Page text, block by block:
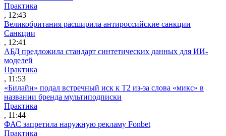
Практика
, 12:43
Великобритания расширила антироссийские санкции
Санкции
, 12:41
АБД предложила стандарт синтетических данных для ИИ-
моделей
Практика
, 11:53
«Билайн» подал встречный иск к Т2 из-за слова «микс» в
названии бренда мультиподписки
Практика
, 11:44
ФАС запретила наружную рекламу Fonbet
Практика